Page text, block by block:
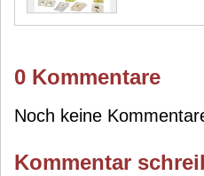
0 Kommentare
Noch keine
Kommentar